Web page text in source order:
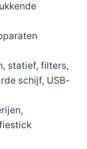
statief, filters,
schijf, USB-